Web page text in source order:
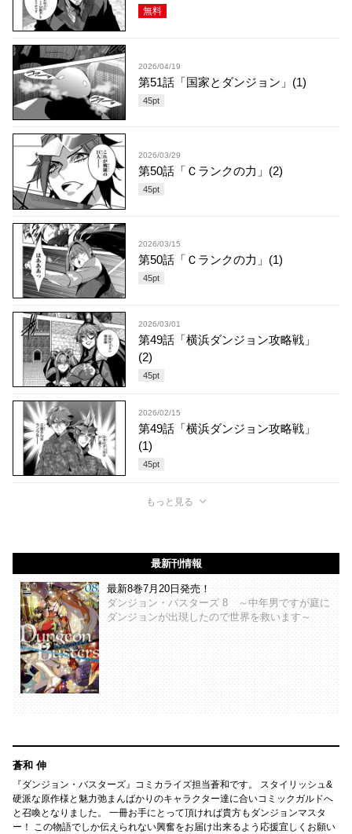
無料
2026/04/19
第51話「国家とダンジョン」(1)
45pt
2026/03/29
第50話「Ｃランクの力」(2)
45pt
2026/03/15
第50話「Ｃランクの力」(1)
45pt
2026/03/01
第49話「横浜ダンジョン攻略戦」
(2)
45pt
2026/02/15
第49話「横浜ダンジョン攻略戦」
(1)
45pt
もっと見る
最新刊情報
最新8巻7月20日発売！
ダンジョン・バスターズ 8 ～中年男ですが庭に
ダンジョンが出現したので世界を救います～
蒼和 伸
『ダンジョン・バスターズ』コミカライズ担当蒼和です。 スタイリッシュ&
硬派な原作様と魅力弛まんばかりのキャラクター達に合いコミックガルドへ
と召喚となりました。 一冊お手にとって頂ければ貴方もダンジョンマスタ
ー！ この物語でしか伝えられない興奮をお届け出来るよう応援宜しくお願い